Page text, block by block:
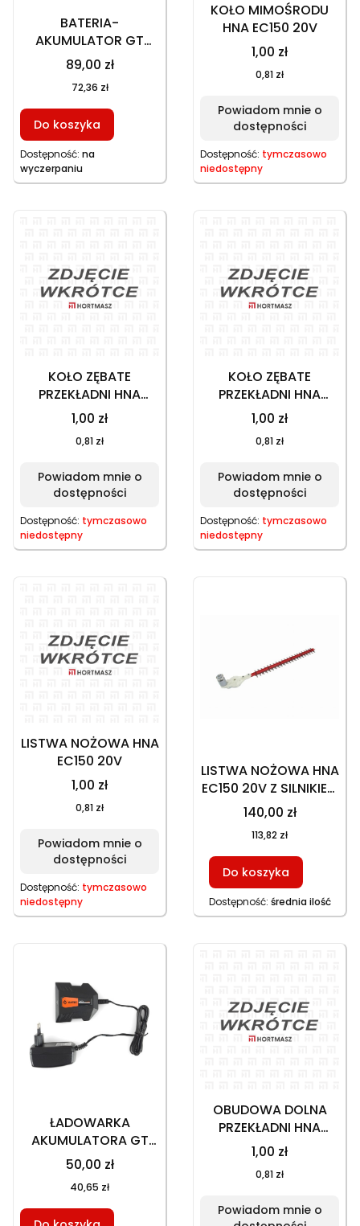
BATERIA-
AKUMULATOR GT
130PA 20V 2Ah, HPA
EC130 20V, HNA EC150
20V
89,00 zł
72,36 zł
Do koszyka
Dostępność: na
wyczerpaniu
KOŁO MIMOŚRODU
HNA EC150 20V
1,00 zł
0,81 zł
Powiadom mnie o
dostępności
Dostępność: tymczasowo
niedostępny
KOŁO ZĘBATE
PRZEKŁADNI HNA
EC150 20V, DUŻE
1,00 zł
0,81 zł
Powiadom mnie o
dostępności
Dostępność: tymczasowo
niedostępny
KOŁO ZĘBATE
PRZEKŁADNI HNA
EC150 20V, MAŁE
1,00 zł
0,81 zł
Powiadom mnie o
dostępności
Dostępność: tymczasowo
niedostępny
LISTWA NOŻOWA HNA
EC150 20V
1,00 zł
0,81 zł
Powiadom mnie o
dostępności
Dostępność: tymczasowo
niedostępny
LISTWA NOŻOWA HNA
EC150 20V Z SILNIKIEM
ELEKTRYCZNYM
140,00 zł
113,82 zł
Do koszyka
Dostępność: średnia ilość
ŁADOWARKA
AKUMULATORA GT
130PA 20V, HNA EC150
20V
50,00 zł
40,65 zł
OBUDOWA DOLNA
PRZEKŁADNI HNA
EC150 20V
1,00 zł
0,81 zł
Powiadom mnie o